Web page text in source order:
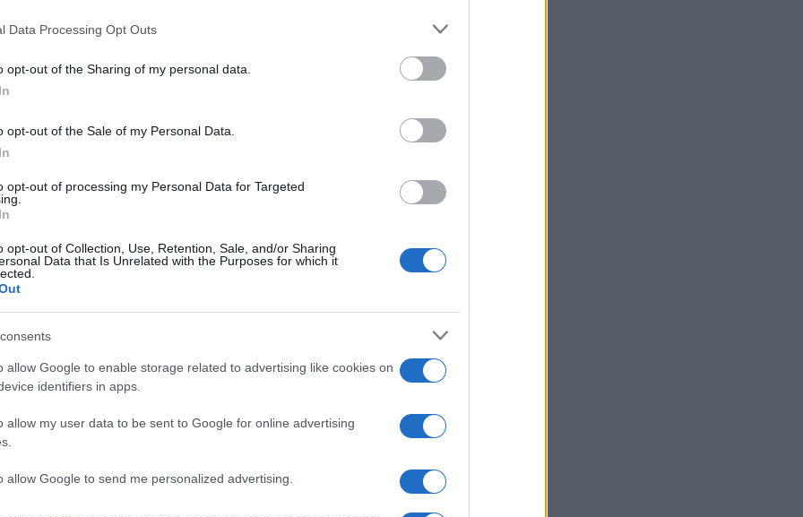
Data Processing Opt Outs
opt-out of the Sharing of my personal data.
opt-out of the Sale of my Personal Data.
opt-out of processing my Personal Data for Targeted
opt-out of Collection, Use, Retention, Sale, and/or Sharing
Data that Is Unrelated with the Purposes for which it
allow Google to enable storage related to advertising like cookies on
identifiers in apps.
allow my user data to be sent to Google for online advertising
allow Google to send me personalized advertising.
za javno zdravje (NIJZ)odvzeme načrtovala po
bistveno bolj kakovostna, če je vedno uporabljena ista
Pridobili so tudi nabor otrok, ki so letos kandidati za
stari od
Zdravstvenega doma Ravne na Koroškem,kdaj bo deloval
način odvzem izvesti.
jeseni," so za STA pojasnili na ravenski območni enoti